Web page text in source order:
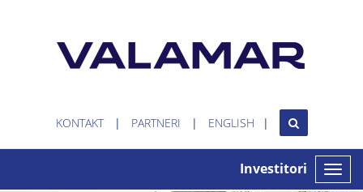
KONTAKT PARTNERI ENGLISH
Toggle
Investitori